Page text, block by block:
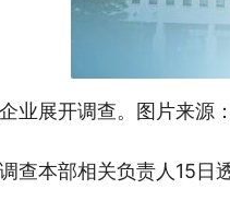
业展开调查。图片来源
查本部相关负责人15日